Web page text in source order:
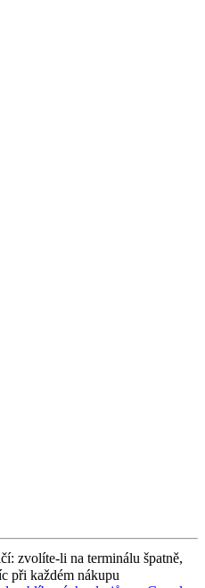
zvolíte-li na terminálu špatně,
při každém nákupu